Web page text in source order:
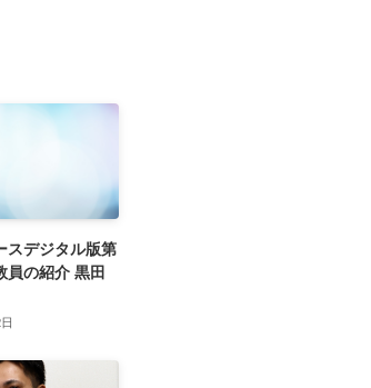
スデジタル版第
員の紹介 黒田